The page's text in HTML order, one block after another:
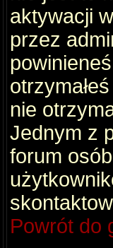
aktywacji
przez
nie
Jednym z
forum
Powrót do